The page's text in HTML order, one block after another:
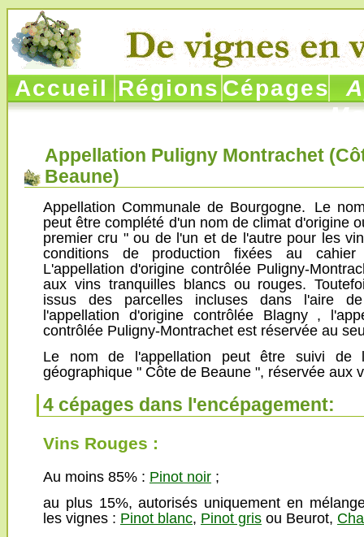
Accueil Régions Cépages
Appellation Puligny Montrachet (
Beaune)
Appellation Communale de Bourgogne. Le
peut être complété d'un nom de climat d'origine
premier cru " ou de l'un et de l'autre pour les
conditions de production fixées au
L'appellation d'origine contrôlée Puligny-
aux vins tranquilles blancs ou rouges.
issus des parcelles incluses dans l'aire
l'appellation d'origine contrôlée Blagny ,
contrôlée Puligny-Montrachet est réservée au
Le nom de l'appellation peut être suivi de
géographique " Côte de Beaune ", réservée aux
4 cépages dans l'encépagement:
Vins Rouges :
Au moins 85% : Pinot noir ;
au plus 15%, autorisés uniquement en
les vignes : Pinot blanc, Pinot gris ou Beurot,